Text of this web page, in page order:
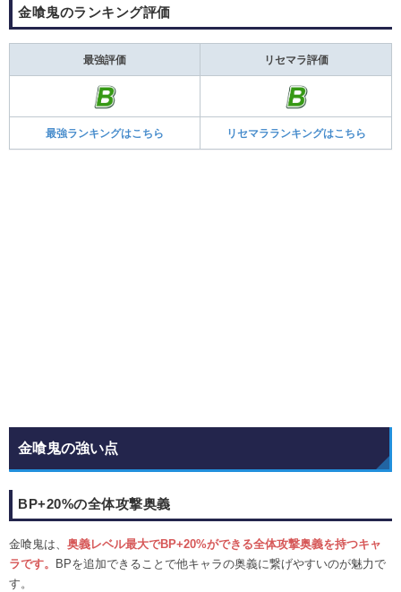
金喰鬼のランキング評価
最強評価 リセマラ評価
最強ランキングはこちら リセマラランキングはこちら
金喰鬼の強い点
BP+20%の全体攻撃奥義
金喰鬼は、 奥義レベル最大でBP+20%ができる全体攻撃奥義を持つキャ
ラです。
BPを追加できることで他キャラの奥義に繋げやすいのが魅力で
す。